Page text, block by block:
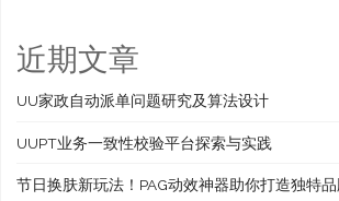
近期文章
UU家政自动派单问题研究及算法设计
UUPT业务一致性校验平台探索与实践
节日换肤新玩法！PAG动效神器助你打造独特品